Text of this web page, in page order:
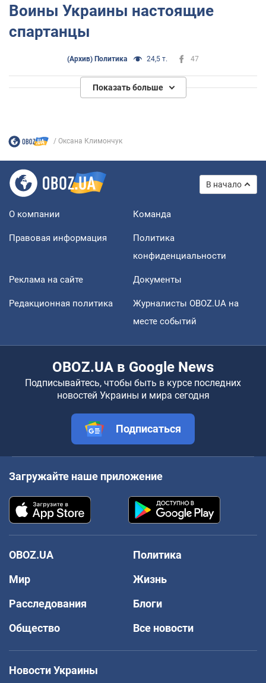
Воины Украины настоящие
спартанцы
(Архив) Политика 24,5 т. 47
Показать больше
Оксана Климончук
В начало
О компании Команда
Правовая информация
Политика
конфиденциальности
Реклама на сайте Документы
Редакционная политика
Журналисты OBOZ.UA на
месте событий
OBOZ.UA в Google News
Подписывайтесь, чтобы быть в курсе последних
новостей Украины и мира сегодня
Подписаться
Загружайте наше приложение
OBOZ.UA
Политика
Мир
Жизнь
Расследования
Блоги
Общество
Все новости
Новости Украины